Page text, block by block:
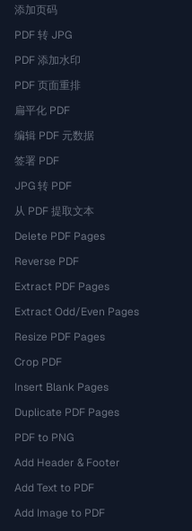
添加页码
PDF 转 JPG
PDF 添加水印
PDF 页面重排
扁平化 PDF
编辑 PDF 元数据
签署 PDF
JPG 转 PDF
从 PDF 提取文本
Delete PDF Pages
Reverse PDF
Extract PDF Pages
Extract Odd/Even Pages
Resize PDF Pages
Crop PDF
Insert Blank Pages
Duplicate PDF Pages
PDF to PNG
Add Header & Footer
Add Text to PDF
Add Image to PDF